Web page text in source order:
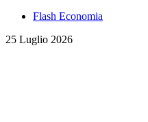
Flash Economia
25 Luglio 2026